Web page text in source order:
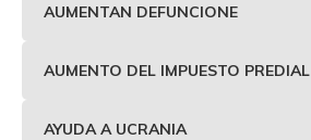
AUMENTAN DEFUNCIONE
AUMENTO DEL IMPUESTO PREDIAL
AYUDA A UCRANIA